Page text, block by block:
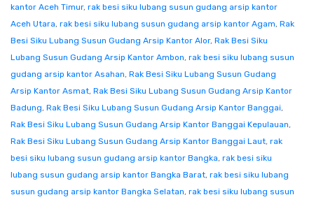
kantor Aceh Timur, rak besi siku lubang susun gudang arsip kantor
Aceh Utara, rak besi siku lubang susun gudang arsip kantor Agam, Rak
Besi Siku Lubang Susun Gudang Arsip Kantor Alor, Rak Besi Siku
Lubang Susun Gudang Arsip Kantor Ambon, rak besi siku lubang susun
gudang arsip kantor Asahan, Rak Besi Siku Lubang Susun Gudang
Arsip Kantor Asmat, Rak Besi Siku Lubang Susun Gudang Arsip Kantor
Badung, Rak Besi Siku Lubang Susun Gudang Arsip Kantor Banggai,
Rak Besi Siku Lubang Susun Gudang Arsip Kantor Banggai Kepulauan,
Rak Besi Siku Lubang Susun Gudang Arsip Kantor Banggai Laut, rak
besi siku lubang susun gudang arsip kantor Bangka, rak besi siku
lubang susun gudang arsip kantor Bangka Barat, rak besi siku lubang
susun gudang arsip kantor Bangka Selatan, rak besi siku lubang susun